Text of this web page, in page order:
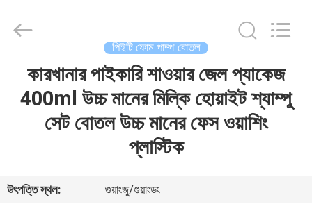
সম্পর্কে
Copyright
plasticlotionpump.com.
Reserved.
পিইটি ফোম পাম্প বোতল
কারখানার পাইকারি শাওয়ার জেল প্যাকেজ
400ml উচ্চ মানের মিল্কি হোয়াইট শ্যাম্পু
সেট বোতল উচ্চ মানের ফেস ওয়াশিং
প্লাস্টিক
উৎপত্তি স্থল:
গুয়াংজু/গুয়াংডং